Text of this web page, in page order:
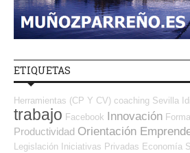
ETIQUETAS
Herramientas (CP Y CV) coaching Sevilla
trabajo Facebook Innovación
Productividad Orientación
Legislación Iniciativas Privadas Economía